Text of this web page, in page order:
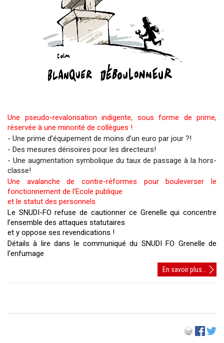
Une pseudo-revalorisation indigente, sous forme de prime,
réservée à une minorité de collègues !
- Une prime d’équipement de moins d’un euro par jour ?!
- Des mesures dérisoires pour les directeurs!
- Une augmentation symbolique du taux de passage à la hors-
classe!
Une avalanche de contre-réformes pour bouleverser le
fonctionnement de l’Ecole publique
et le statut des personnels
Le SNUDI-FO refuse de cautionner ce Grenelle qui concentre
l’ensemble des attaques statutaires
et y oppose ses revendications !
Détails à lire dans le communiqué du SNUDI FO Grenelle de
l'enfumage
En savoir plus...
: